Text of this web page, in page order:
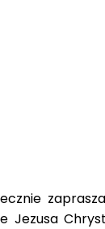
Jezusa